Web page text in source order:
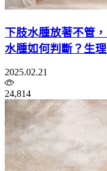
下肢水腫放著不管
水腫如何判斷？生
2025.02.21
24,814